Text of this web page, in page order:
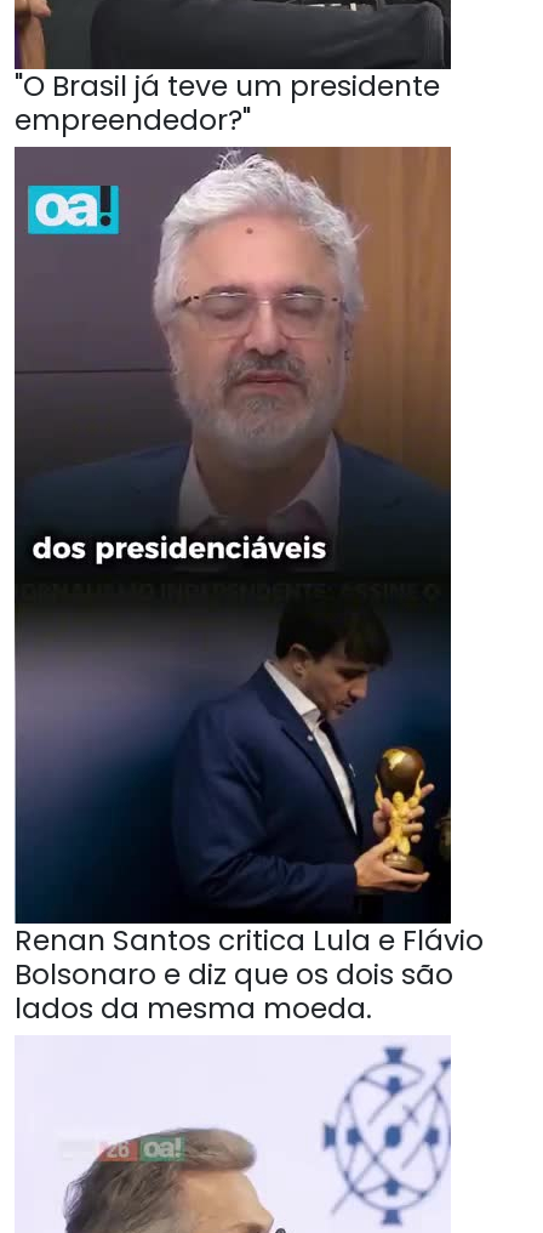
"O Brasil já teve um presidente
empreendedor?"
Renan Santos critica Lula e Flávio
Bolsonaro e diz que os dois são
lados da mesma moeda.